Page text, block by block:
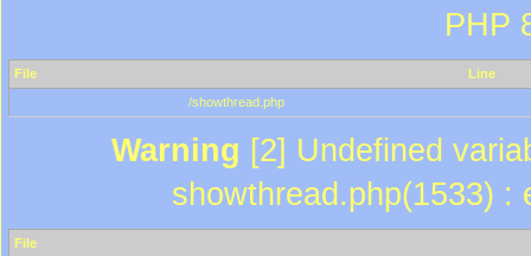
PHP
File
Line
/showthread.php
Warning [2] Undefined
showthread.php(1533) :
File